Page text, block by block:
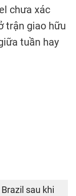
chưa xác
trận giao hữu
tuần hay
sau khi